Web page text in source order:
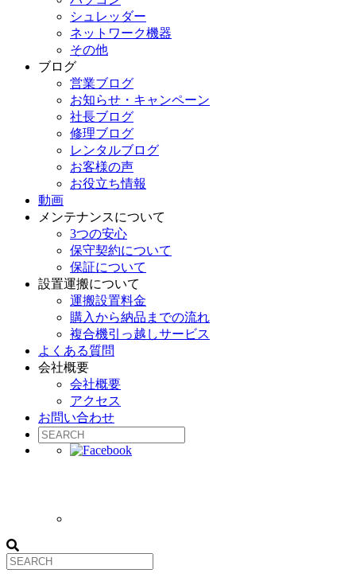
シュレッダー
ネットワーク機器
その他
ブログ
営業ブログ
お知らせ・キャンペーン
社長ブログ
修理ブログ
レンタルブログ
お客様の声
お役立ち情報
動画
メンテナンスについて
3つの安心
保守契約について
保証について
設置運搬について
運搬設置料金
購入から納品までの流れ
複合機引っ越しサービス
よくある質問
会社概要
会社概要
アクセス
お問い合わせ